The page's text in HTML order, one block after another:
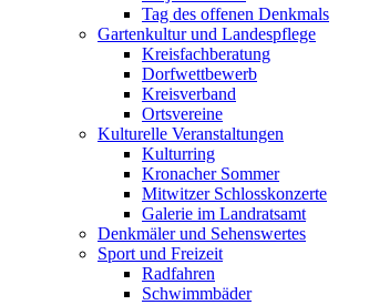
Tag des offenen Denkmals
Gartenkultur und Landespflege
Kreisfachberatung
Dorfwettbewerb
Kreisverband
Ortsvereine
Kulturelle Veranstaltungen
Kulturring
Kronacher Sommer
Mitwitzer Schlosskonzerte
Galerie im Landratsamt
Denkmäler und Sehenswertes
Sport und Freizeit
Radfahren
Schwimmbäder